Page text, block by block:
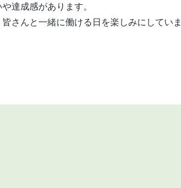
達成感があります。
さんと一緒に働ける日を楽しみにしていま